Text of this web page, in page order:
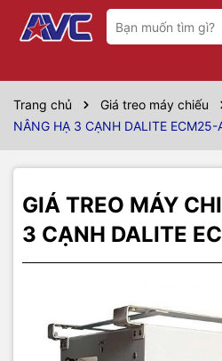
Trang chủ Giá treo máy chiếu
NÂNG HẠ 3 CẠNH DALITE ECM25-
GIÁ TREO MÁY
3 CẠNH DALITE
Thông số kỹ thuật
Model ECM25-
Thương hiệu Dalite
Chiều cao tối thiểu 27cm
Chiều dài tối đa khi
250cm
Kích thước mặt bích
50kg
Loại